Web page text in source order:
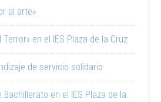
al arte»
en el IES Plaza de la Cruz
de servicio solidario
Bachillerato en el IES Plaza de la